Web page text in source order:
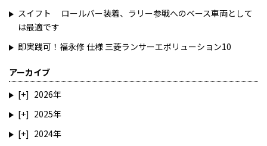
スイフト ロールバー装着、ラリー参戦へのベース車両として
は最適です
即実践可！福永修 仕様 三菱ランサーエボリューション10
アーカイブ
2026
2025
2024